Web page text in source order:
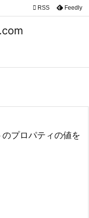


検索
 RSS Feedly
プロパティの値を